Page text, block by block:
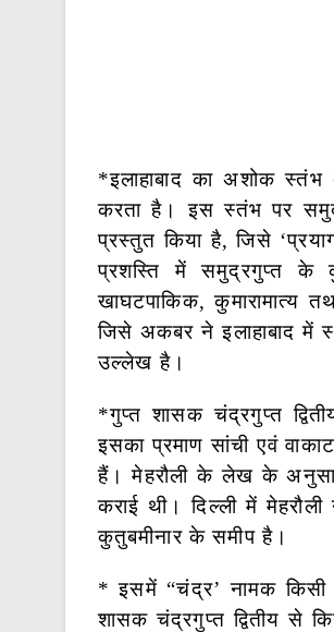
*इलाहाबाद का अशोक
करता है। इस स्तंभ पर
प्रस्तुत किया है, जिसे
प्रशस्ति में समुद्रगुप्त के
खाघटपाकिक, कुमारामात्य
जिसे अकबर ने इलाहाबाद में
उल्लेख है।
*गुप्त शासक चंद्रगुप्त
इसका प्रमाण सांची एवं
हैं। मेहरौली के लेख के
कराई थी। दिल्ली में
कुतुबमीनार के समीप है।
* इसमें “चंद्र’ नामक किसी
शासक चंद्रगुप्त द्वितीय से